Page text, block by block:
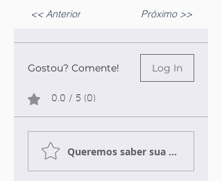
<< Anterior Próximo >>
Gostou? Comente! Log In
0.0 / 5 (0)
Queremos saber sua opinião